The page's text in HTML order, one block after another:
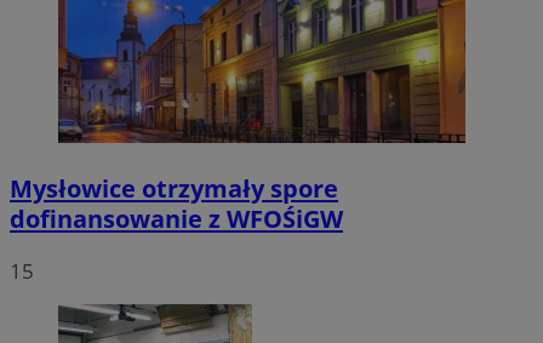
Mysłowice otrzymały spore
dofinansowanie z WFOŚiGW
15